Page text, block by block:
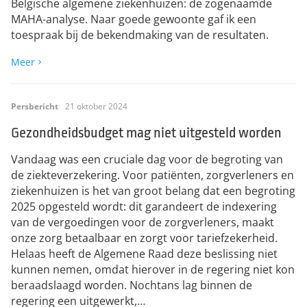
Belgische algemene ziekenhuizen: de zogenaamde
MAHA-analyse. Naar goede gewoonte gaf ik een
toespraak bij de bekendmaking van de resultaten.
Meer
Persbericht 21 oktober 2024
Gezondheidsbudget mag niet uitgesteld worden
Vandaag was een cruciale dag voor de begroting van
de ziekteverzekering. Voor patiënten, zorgverleners en
ziekenhuizen is het van groot belang dat een begroting
2025 opgesteld wordt: dit garandeert de indexering
van de vergoedingen voor de zorgverleners, maakt
onze zorg betaalbaar en zorgt voor tariefzekerheid. ​ ​
Helaas heeft de Algemene Raad deze beslissing niet
kunnen nemen, omdat hierover in de regering niet kon
beraadslaagd worden. Nochtans lag binnen de
regering een uitgewerkt,…